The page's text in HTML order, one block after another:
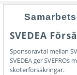
SVEDEA
Sponsoravtal mellan
SVEDEA ger
skoterförsäkringar.